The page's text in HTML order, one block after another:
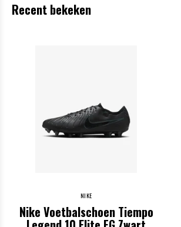
Recent bekeken
NIKE
Nike Voetbalschoen Tiempo